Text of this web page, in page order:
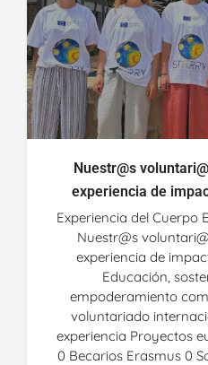
Nuestr@s
experiencia de
Experiencia del Cuerpo
Nuestr@s
experiencia de
Educación,
empoderamiento
voluntariado
experiencia Proyectos
0 Becarios Erasmus 0